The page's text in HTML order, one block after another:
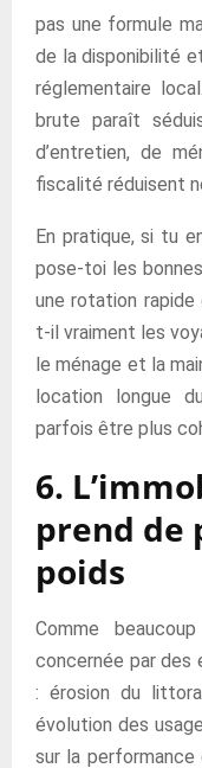
pas une formule
de la disponibilité
réglementaire
brute paraît
d’entretien, de
fiscalité réduisent
En pratique, si tu
pose-toi les
une rotation
t-il vraiment les
le ménage et la
location longue
parfois être plus
6.
prend de
poids
Comme
concernée par des
: érosion du
évolution des
sur la